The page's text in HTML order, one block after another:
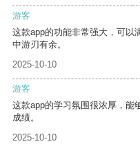
游客
这款app的功能非常强大，可以
中游刃有余。
2025-10-10
游客
这款app的学习氛围很浓厚，能
成绩。
2025-10-10